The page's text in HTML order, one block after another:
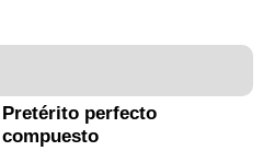
Pretérito perfecto
compuesto